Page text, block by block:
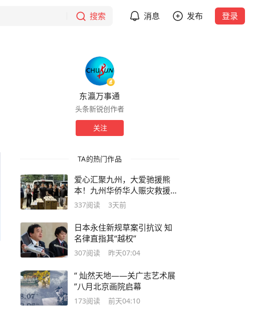
搜索 消息 发布 登录
东瀛万事通
头条新锐创作者
关注
TA的热门作品
爱心汇聚九州，大爱驰援熊
本！九州华侨华人赈灾救援行
动持续升温
337阅读 3天前
日本永住新规草案引抗议 知
名律直指其“越权”
307阅读 昨天07:04
“ 灿然天地——关广志艺术展
”八月北京画院启幕
173阅读 前天04:10